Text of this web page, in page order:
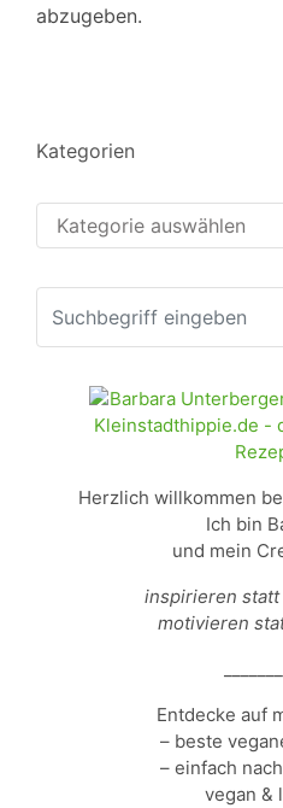
abzugeben.
Kategorien
Kategorien
Herzlich willkommen
Ich bin
und mein
inspirieren
motivieren
Entdecke auf
– beste
– einfach
vegan &